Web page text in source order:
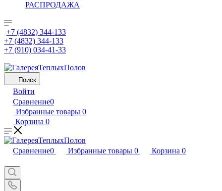
РАСПРОДАЖА
+7 (4832) 344-133
+7 (4832) 344-133
+7 (910) 034-41-33
Поиск
Войти
Сравнение0
Избранные товары 0
Корзина 0
Сравнение0 Избранные товары 0 Корзина 0